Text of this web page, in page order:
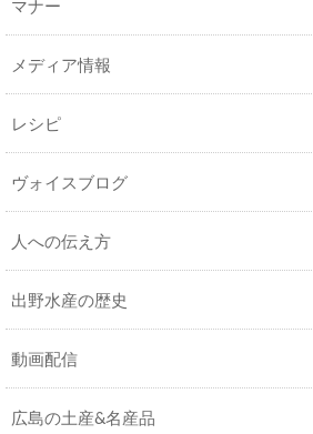
マナー
メディア情報
レシピ
ヴォイスブログ
人への伝え方
出野水産の歴史
動画配信
広島の土産&名産品